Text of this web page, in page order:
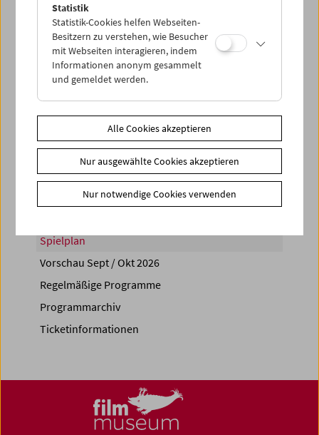
PROGRAMM ÜBERBLICK
Share on
Spielplan
Vorschau Sept / Okt 2026
Regelmäßige Programme
Programmarchiv
Ticketinformationen
Statistik
Statistik-Cookies helfen Webseiten-
Besitzern zu verstehen, wie Besucher
mit Webseiten interagieren, indem
Informationen anonym gesammelt
und gemeldet werden.
Alle Cookies akzeptieren
Nur ausgewählte Cookies akzeptieren
Nur notwendige Cookies verwenden